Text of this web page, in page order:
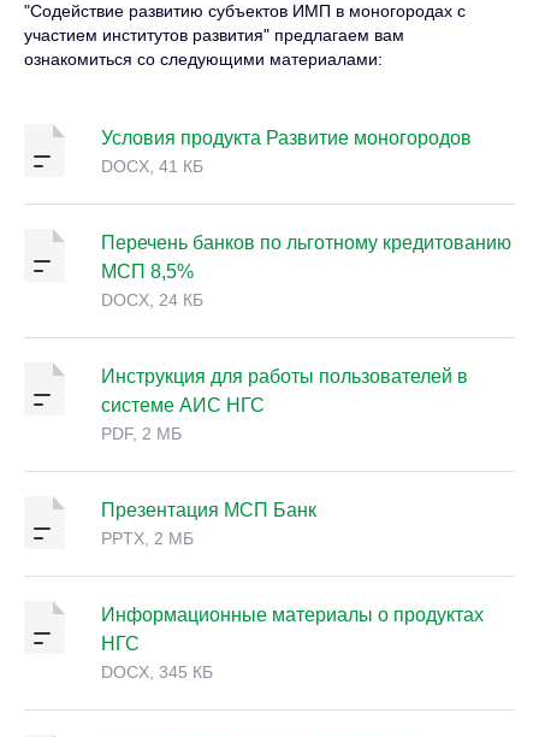
"Содействие развитию субъектов ИМП в моногородах с
участием институтов развития" предлагаем вам
ознакомиться со следующими материалами:
Условия продукта Развитие моногородов
DOCX, 41 КБ
Перечень банков по льготному кредитованию
МСП 8,5%
DOCX, 24 КБ
Инструкция для работы пользователей в
системе АИС НГС
PDF, 2 МБ
Презентация МСП Банк
PPTX, 2 МБ
Информационные материалы о продуктах
НГС
DOCX, 345 КБ